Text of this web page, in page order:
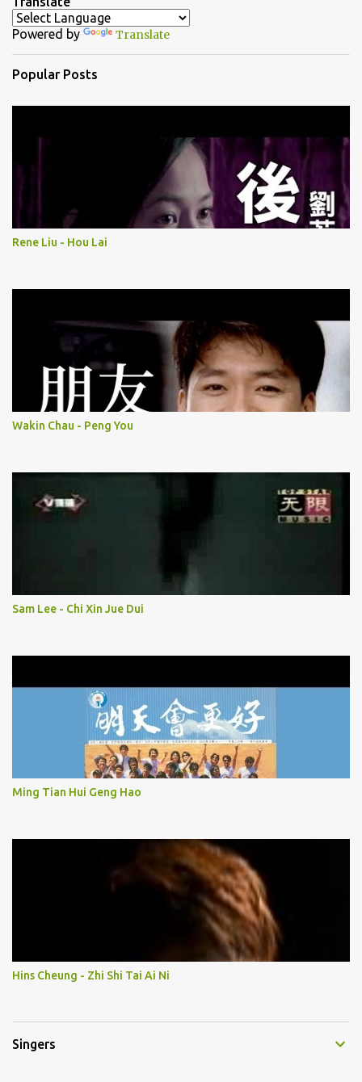
t
s
Powered by Translate
Popular Posts
Rene Liu - Hou Lai
Wakin Chau - Peng You
Sam Lee - Chi Xin Jue Dui
Ming Tian Hui Geng Hao
Hins Cheung - Zhi Shi Tai Ai Ni
Singers